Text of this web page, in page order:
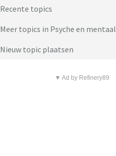
Recente topics
Meer topics in Psyche en mentaal
Nieuw topic plaatsen
▼ Ad by Refinery89